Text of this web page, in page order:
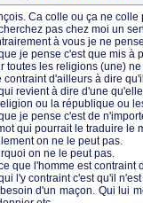
Ca colle ou ça ne
pas chez moi un
à vous je ne
je pense c'est que mis à
toutes les religions (une)
contraint d'ailleurs à dire
revient à dire d'une
ou la république ou
je pense c'est de
qui pourrait le traduire le
on ne le peut pas.
on ne le peut pas.
que l'homme est contraint
l'y contraint c'est qu'il
besoin d'un maçon. Qui lui